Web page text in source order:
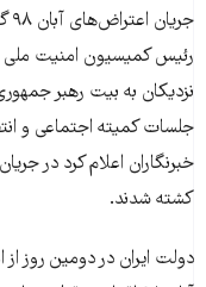
رئیس کمیسیون امنیت
جلسات کمیته اجتماعی و
خبرنگاران اعلام کرد در
کشته شدند.